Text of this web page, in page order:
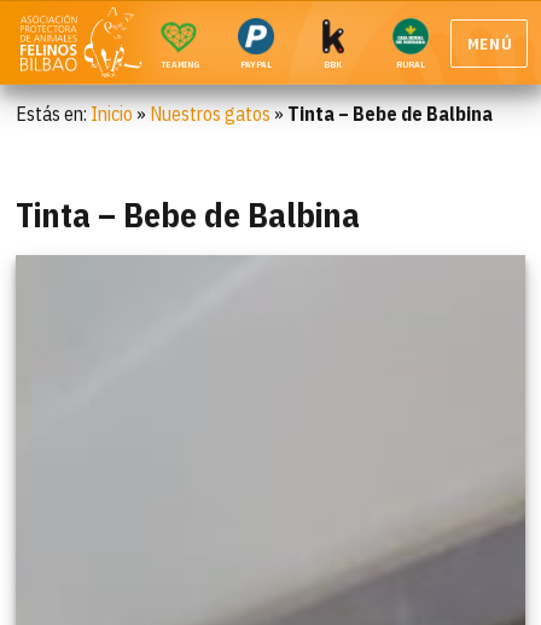
TEAMING PAYPAL BBK RURAL
MENÚ
Estás en: Inicio » Nuestros gatos » Tinta – Bebe de Balbina
Tinta – Bebe de Balbina